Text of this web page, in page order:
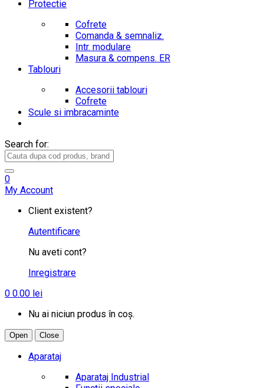
Protectie
Cofrete
Comanda & semnaliz.
Intr. modulare
Masura & compens. ER
Tablouri
Accesorii tablouri
Cofrete
Scule si imbracaminte
Search for:
0
My Account
Client existent?
Autentificare
Nu aveti cont?
Inregistrare
0 0.00 lei
Nu ai niciun produs în coș.
Open Close
Aparataj
Aparataj Industrial